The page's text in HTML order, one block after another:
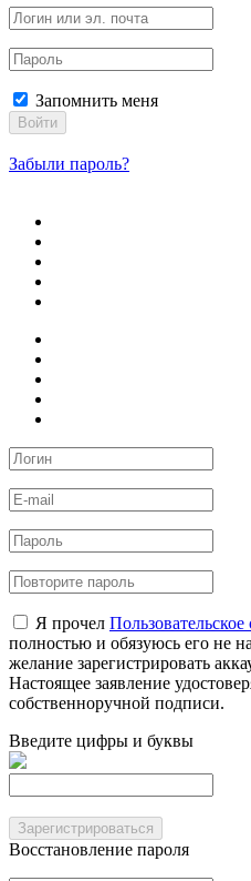
Запомнить меня
Войти
Забыли пароль?
Я прочел
полностью и обязуюсь его не
желание зарегистрировать
Настоящее заявление
собственноручной подписи.
Введите цифры и буквы
Зарегистрироваться
Восстановление пароля